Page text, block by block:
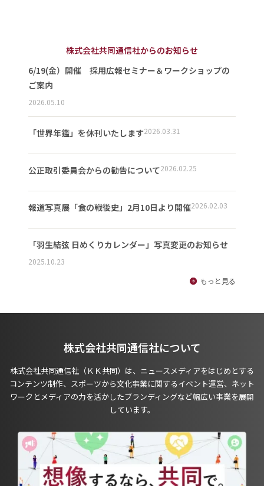
株式会社共同通信社からのお知らせ
6/19(金）開催 採用広報セミナー＆ワークショップの
ご案内
2026.05.10
「世界年鑑」を休刊いたします2026.03.31
公正取引委員会からの勧告について2026.02.25
報道写真展「食の戦後史」2月10日より開催2026.02.03
「羽生結弦 日めくりカレンダー」写真変更のお知らせ
2025.10.23
もっと見る
株式会社共同通信社について
株式会社共同通信社（ＫＫ共同）は、ニュースメディアをはじめとする
コンテンツ制作、スポーツから文化事業に関するイベント運営、ネット
ワークとメディアの力を活かしたブランディングなど幅広い事業を展開
しています。